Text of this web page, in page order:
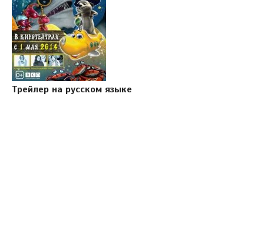
Трейлер на русском языке